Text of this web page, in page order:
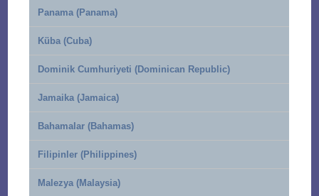
Panama (Panama)
Küba (Cuba)
Dominik Cumhuriyeti (Dominican Republic)
Jamaika (Jamaica)
Bahamalar (Bahamas)
Filipinler (Philippines)
Malezya (Malaysia)